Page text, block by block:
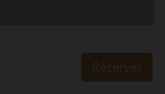
Réserver